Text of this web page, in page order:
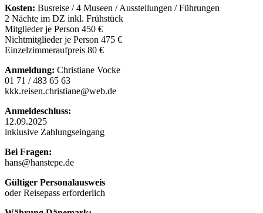
Kosten: Busreise / 4 Museen / Ausstellungen / Führungen
2 Nächte im DZ inkl. Frühstück
Mitglieder je Person 450 €
Nichtmitglieder je Person 475 €
Einzelzimmeraufpreis 80 €
Anmeldung: Christiane Vocke
01 71 / 483 65 63
kkk.reisen.christiane@web.de
Anmeldeschluss:
12.09.2025
inklusive Zahlungseingang
Bei Fragen:
hans@hanstepe.de
Gültiger Personalausweis
oder Reisepass erforderlich